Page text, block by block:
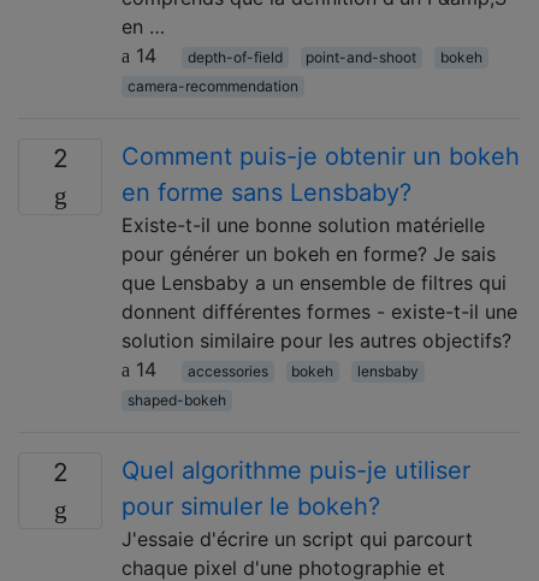
en …
14
depth-of-field point-and-shoot
bokeh
camera-recommendation
2
Comment puis-je obtenir un bokeh
en forme sans Lensbaby?
Existe-t-il une bonne solution matérielle
pour générer un bokeh en forme? Je sais
que Lensbaby a un ensemble de filtres qui
donnent différentes formes - existe-t-il une
solution similaire pour les autres objectifs?
14
accessories bokeh
lensbaby
shaped-bokeh
2
Quel algorithme puis-je utiliser
pour simuler le bokeh?
J'essaie d'écrire un script qui parcourt
chaque pixel d'une photographie et